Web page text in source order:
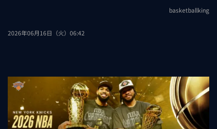
basketballking
2026年06月16日（火）06:42